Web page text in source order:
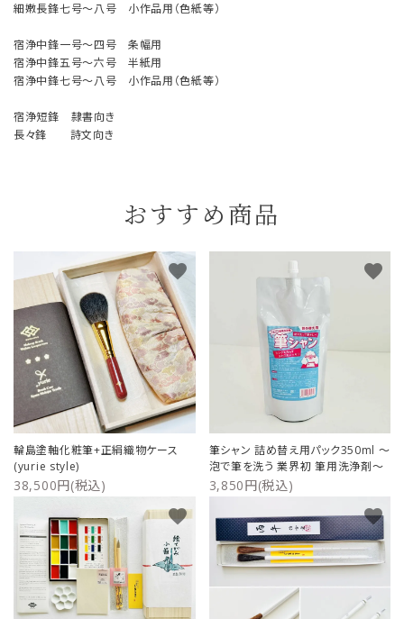
細嫩長鋒七号～八号 小作品用（色紙等）
宿浄中鋒一号～四号 条幅用
宿浄中鋒五号～六号 半紙用
宿浄中鋒七号～八号 小作品用（色紙等）
宿浄短鋒 隷書向き
長々鋒 詩文向き
おすすめ商品
輪島塗軸化粧筆+正絹織物ケース
(yurie style)
38,500円(税込)
favorite
筆シャン 詰め替え用パック350ml ～
泡で筆を洗う 業界初 筆用洗浄剤～
3,850円(税込)
favorite
favorite favorite